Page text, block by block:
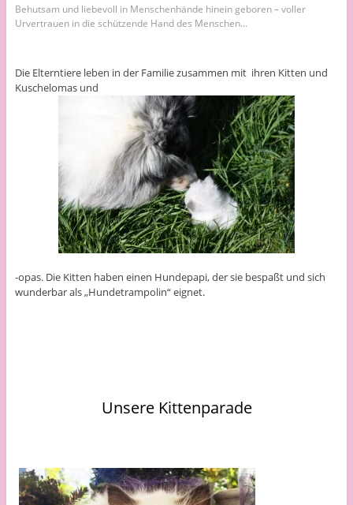
Behutsam und liebevoll in Menschenhände hinein geboren – voller
Urvertrauen in die schützende Hand des Menschen…
Die Elterntiere leben in der Familie zusammen mit ihren Kitten und
Kuschelomas und
-opas. Die Kitten haben einen Hundepapi, der sie bespaßt und sich
wunderbar als „Hundetrampolin“ eignet.
Unsere Kittenparade